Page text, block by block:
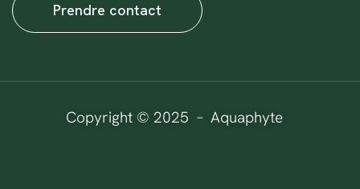
Prendre contact
Copyright © 2025 – Aquaphyte